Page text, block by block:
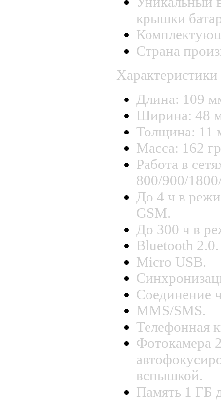
крышки
Страна
Характеристики
Длина: 109
Ширина: 48
Толщина: 11
Масса: 162
Работа в
800/900/
До 4 ч в
GSM.
До 300 ч в
Bluetooth 2.0.
Micro USB.
Соединение
MMS/SMS.
Телефонная
Фотокамера
вспышкой.
Память 1 ГБ